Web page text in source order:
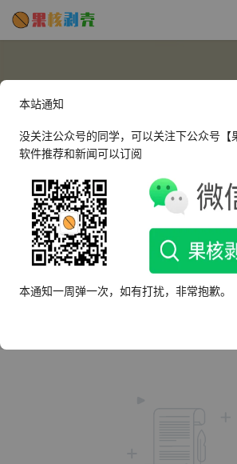
xnceljy
这个人很懒，什么都没有
本站通知
没关注公众号的同学，可以关注下公众号【
软件推荐和新闻可以订阅
本通知一周弹一次，如有打扰，非常抱歉。